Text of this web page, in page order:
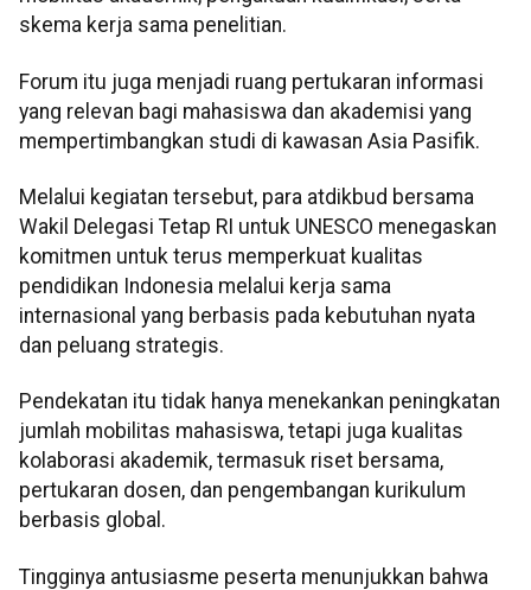
skema kerja sama penelitian.
Forum itu juga menjadi ruang pertukaran informasi
yang relevan bagi mahasiswa dan akademisi yang
mempertimbangkan studi di kawasan Asia Pasifik.
Melalui kegiatan tersebut, para atdikbud bersama
Wakil Delegasi Tetap RI untuk UNESCO menegaskan
komitmen untuk terus memperkuat kualitas
pendidikan Indonesia melalui kerja sama
internasional yang berbasis pada kebutuhan nyata
dan peluang strategis.
Pendekatan itu tidak hanya menekankan peningkatan
jumlah mobilitas mahasiswa, tetapi juga kualitas
kolaborasi akademik, termasuk riset bersama,
pertukaran dosen, dan pengembangan kurikulum
berbasis global.
Tingginya antusiasme peserta menunjukkan bahwa